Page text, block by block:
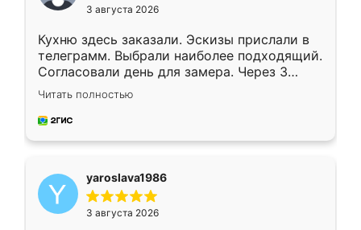
3 августа 2026
Кухню здесь заказали. Эскизы прислали в
телеграмм. Выбрали наиболее подходящий.
Согласовали день для замера. Через 3
недели кухня была уже готова. Остались
довольны работой. Спасибо Ренессанс
мебель за качественную работу!
Читать полностью
yaroslava1986
3 августа 2026